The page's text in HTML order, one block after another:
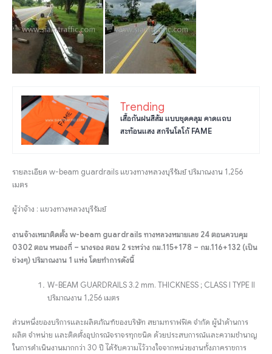
Trending
เสื้อกันฝนสีส้ม แบบชุดคลุม คาดแถบ
สะท้อนแสง สกรีนโลโก้ FAME
รายละเอียด w-beam guardrails แขวงทางหลวงบุรีรัมย์ ปริมาณงาน 1,256
เมตร
ผู้ว่าจ้าง : แขวงทางหลวงบุรีรัมย์
งานจ้างเหมาติดตั้ง w-beam guardrails ทางหลวงหมายเลข 24 ตอนควบคุม
0302 ตอน หนองกี่ – นางรอง ตอน 2 ระหว่าง กม.115+178 – กม.116+132 (เป็น
ช่วงๆ) ปริมาณงาน 1 แห่ง โดยทำการดังนี้
W-BEAM GUARDRAILS 3.2 mm. THICKNESS ; CLASS I TYPE II
ปริมาณงาน 1,256 เมตร
ส่วนหนึ่งของบริการและผลิตภัณฑ์ของบริษัท สยามทราฟฟิค จำกัด ผู้นำด้านการ
ผลิต จำหน่าย และติดตั้งอุปกรณ์จราจรทุกชนิด ด้วยประสบการณ์และความชำนาญ
ในการดำเนินงานมากกว่า 30 ปี ได้รับความไว้วางใจจากหน่วยงานทั้งภาคราชการ